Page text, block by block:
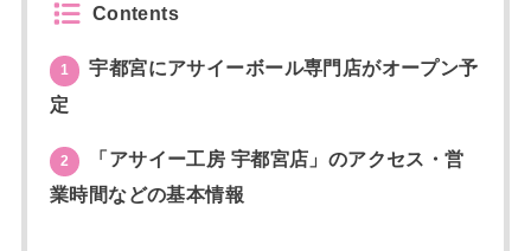
Contents
1
宇都宮にアサイーボール専門店がオープン予
定
2
「アサイー工房 宇都宮店」のアクセス・営
業時間などの基本情報